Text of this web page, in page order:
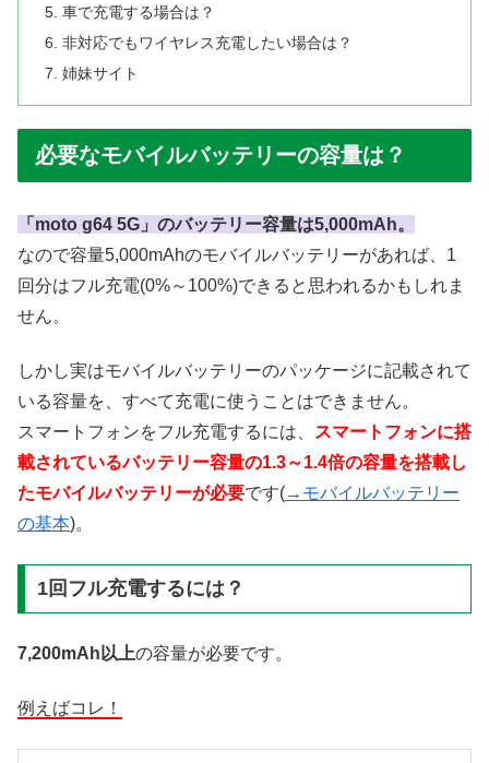
車で充電する場合は？
非対応でもワイヤレス充電したい場合は？
姉妹サイト
必要なモバイルバッテリーの容量は？
「moto g64 5G」のバッテリー容量は5,000mAh。
なので容量5,000mAhのモバイルバッテリーがあれば、1
回分はフル充電(0%～100%)できると思われるかもしれま
せん。
しかし実はモバイルバッテリーのパッケージに記載されて
いる容量を、すべて充電に使うことはできません。
スマートフォンをフル充電するには、
スマートフォンに搭
載されているバッテリー容量の1.3～1.4倍の容量を搭載し
たモバイルバッテリーが必要です(→モバイルバッテリー
の基本)。
1回フル充電するには？
7,200mAh以上の容量が必要です。
例えばコレ！